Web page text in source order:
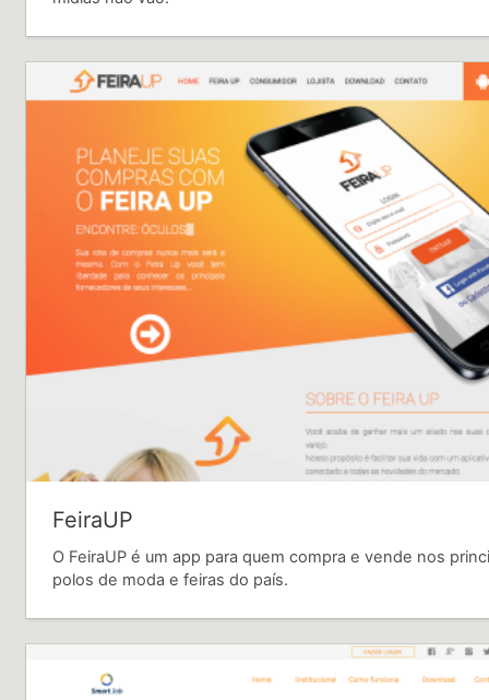
FeiraUP
O FeiraUP é um app para quem compra e vende nos
polos de moda e feiras do país.